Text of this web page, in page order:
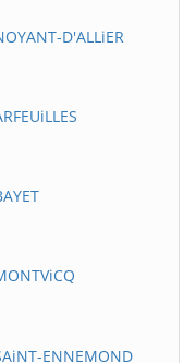
D'ALLiER
ENNEMOND